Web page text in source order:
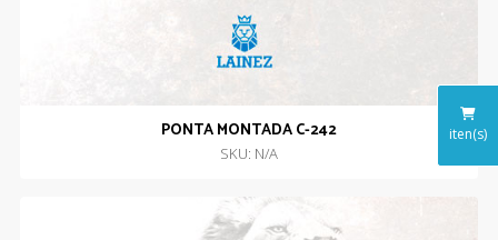
iten(s)
PONTA MONTADA C-242
SKU: N/A